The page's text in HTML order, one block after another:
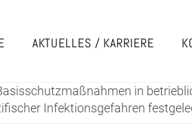
AKTUELLES / KARRIERE
in
Infektionsgefahren